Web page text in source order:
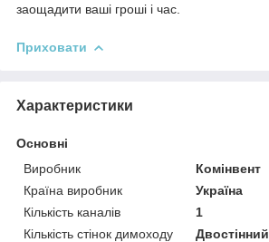
заощадити ваші гроші і час.
Приховати
Характеристики
Основні
Виробник
Комінвент
Країна виробник
Україна
Кількість каналів
1
Кількість стінок димоходу
Двостінний